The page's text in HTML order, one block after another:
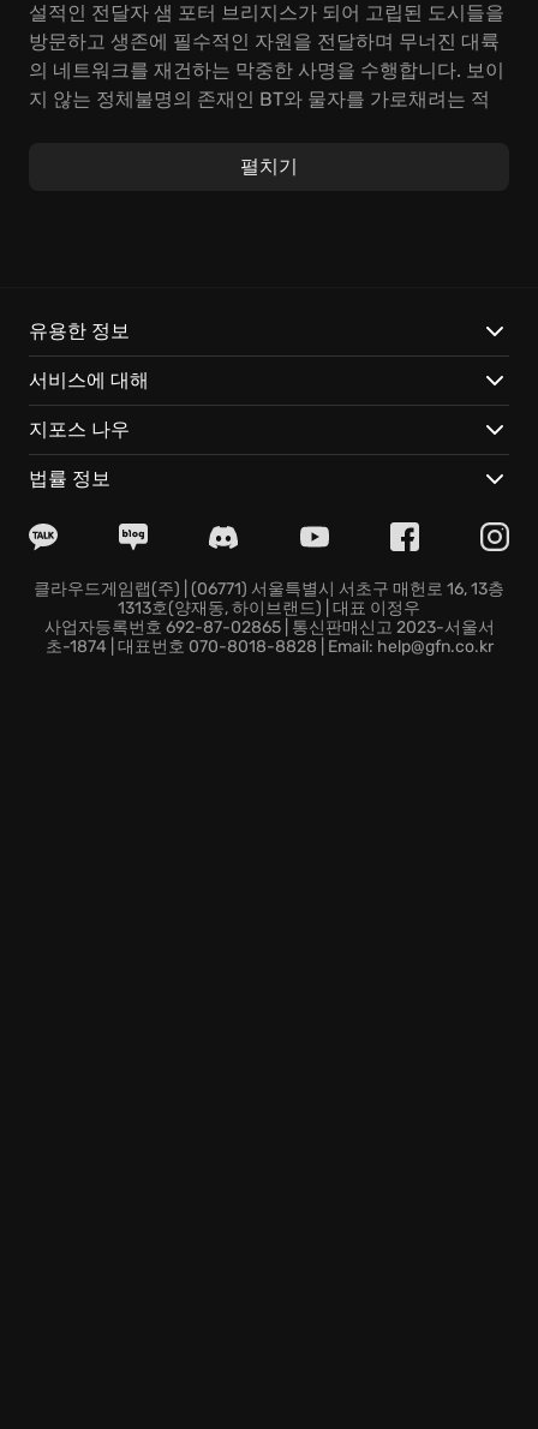
설적인 전달자 샘 포터 브리지스가 되어 고립된 도시들을
방문하고 생존에 필수적인 자원을 전달하며 무너진 대륙
의 네트워크를 재건하는 막중한 사명을 수행합니다. 보이
지 않는 정체불명의 존재인 BT와 물자를 가로채려는 적
화시키는 비인 타임폴이 내리는 극한의 상황을 극복하며
하기 위한 최적의 경로를 직접 설계하는 과정은 플레이어
의 판단력을 끊임없이 시험합니다. 사다리를 배치하거나
등반용 앵커를 설치하며 험난한 지형을 개척해 나가는 행
위 자체가 핵심적인 요소로 작용하며, 대지의 고저 차이
와 거친 지면의 질감을 고스란히 체감하는 압도적인 경험
을 제공합니다. - 독창적인 소셜 스트랜드 시스템 기술을
도로와 교량 같은 구조물을 공유하여 황야에서 서로의 여
NOW 서비스를 활용하여 고사양 하드웨어가 없어도 초자
연적인 세계의 장대한 경관을 일상의 다양한 스마트 기기
에서 즉시 마주하며 중단 없는 여정을 지속할 수 있습니
펼치기
유용한 정보
서비스에 대해
지포스 나우
법률 정보
클라우드게임랩(주) | (06771) 서울특별시 서초구 매헌로 16, 13층
1313호(양재동, 하이브랜드) | 대표 이정우
사업자등록번호 692-87-02865 | 통신판매신고 2023-서울서
초-1874 | 대표번호 070-8018-8828 | Email: help@gfn.co.kr